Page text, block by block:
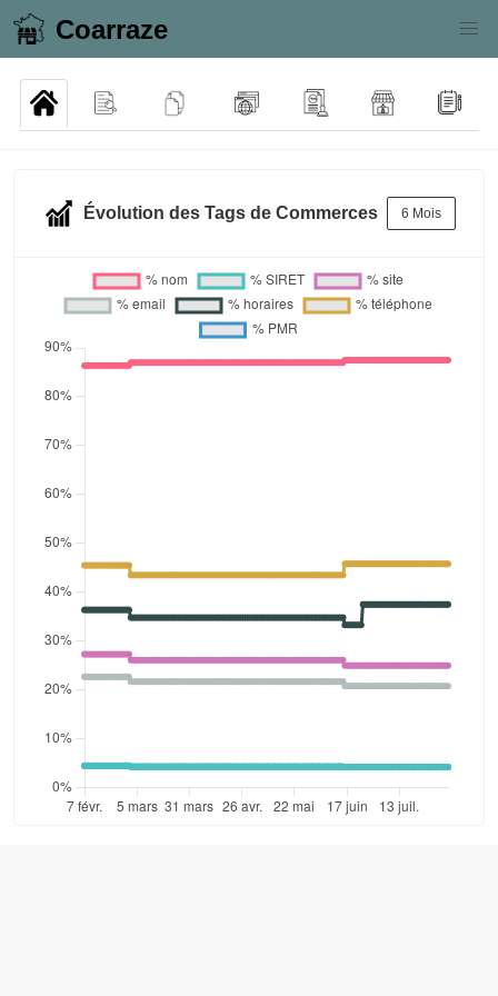
Coarraze
Évolution des Tags de Commerces 6 Mois